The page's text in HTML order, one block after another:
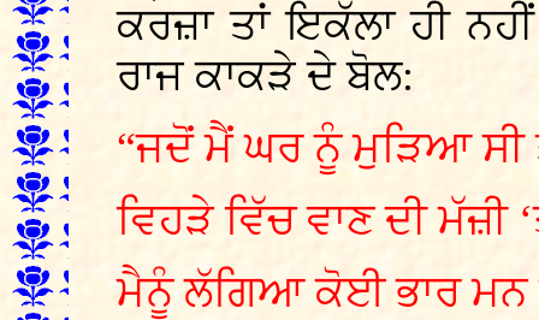
ਕਰਜ਼ਾ ਤਾਂ ਇਕੱਲਾ ਹੀ
ਰਾਜ ਕਾਕੜੇ ਦੇ ਬੋਲ:
“ਜਦੋਂ ਮੈਂ ਘਰ ਨੂੰ ਮੁੜਿਆ ਸੀ
ਵਿਹੜੇ ਵਿੱਚ ਵਾਣ ਦੀ ਮੱਜ਼ੀ
ਮੈਨੂੰ ਲੱਗਿਆ ਕੋਈ ਭਾਰ